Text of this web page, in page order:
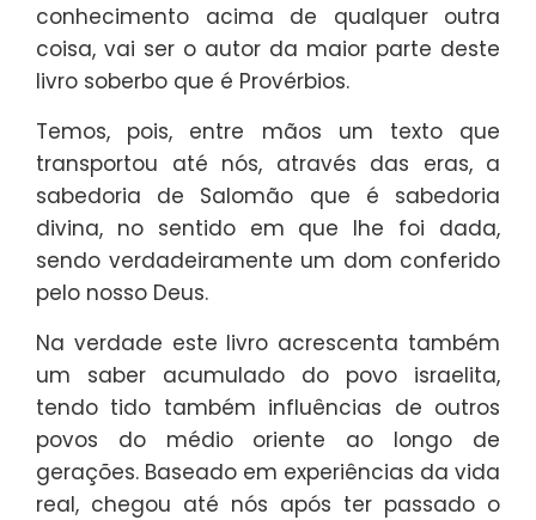
conhecimento acima de qualquer outra
coisa, vai ser o autor da maior parte deste
livro soberbo que é Provérbios.
Temos, pois, entre mãos um texto que
transportou até nós, através das eras, a
sabedoria de Salomão que é sabedoria
divina, no sentido em que lhe foi dada,
sendo verdadeiramente um dom conferido
pelo nosso Deus.
Na verdade este livro acrescenta também
um saber acumulado do povo israelita,
tendo tido também influências de outros
povos do médio oriente ao longo de
gerações. Baseado em experiências da vida
real, chegou até nós após ter passado o